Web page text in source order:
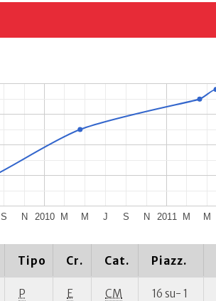
2010 2011
S N M M J S N M M
Tipo Cr. Cat. Piazz.
P E CM 16 su- 1